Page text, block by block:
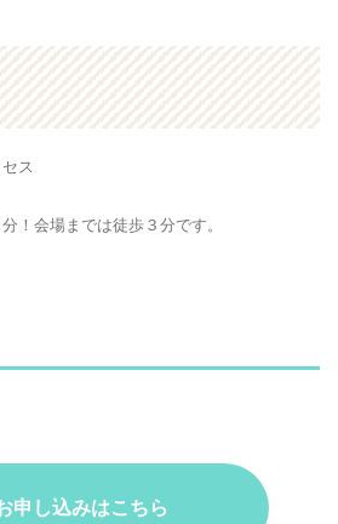
ス
！会場までは徒歩３分です。
申し込みはこちら